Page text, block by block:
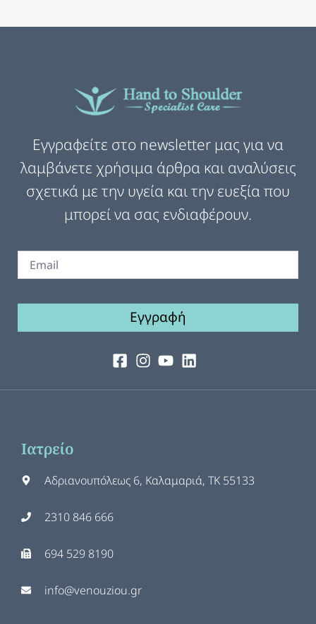
Εγγραφείτε στο newsletter μας για να
λαμβάνετε χρήσιμα άρθρα και αναλύσεις
σχετικά με την υγεία και την ευεξία που
μπορεί να σας ενδιαφέρουν.
Εγγραφή
Ιατρείο
Αδριανουπόλεως 6, Καλαμαριά, ΤΚ 55133
2310 846 666
694 529 8190
info@venouziou.gr